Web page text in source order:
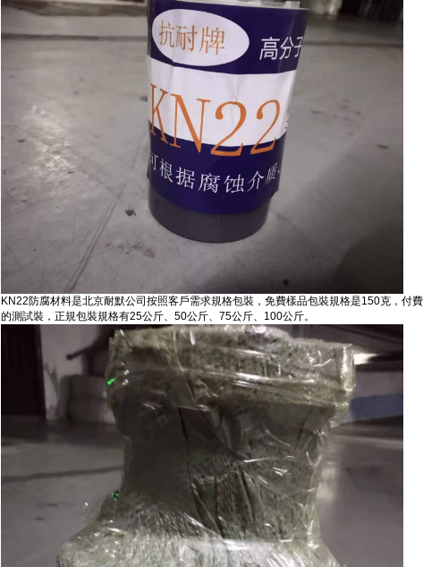
KN22防腐材料是北京耐默公司按照客戶需求規格包裝，免費樣品包裝規格是150克，付
的測試裝，正規包裝規格有25公斤、50公斤、75公斤、100公斤。